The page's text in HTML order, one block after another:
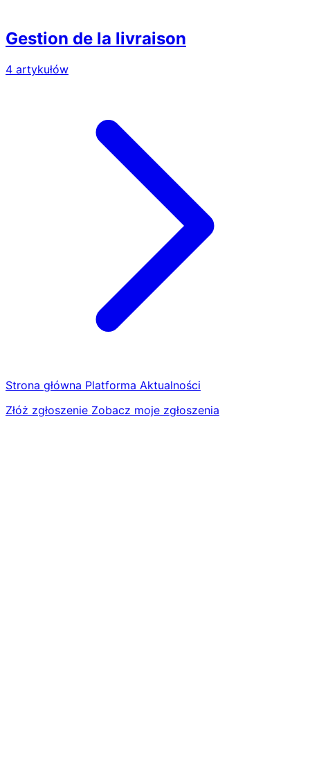
Gestion de la livraison
4 artykułów
Strona główna Platforma Aktualności
Złóż zgłoszenie Zobacz moje zgłoszenia